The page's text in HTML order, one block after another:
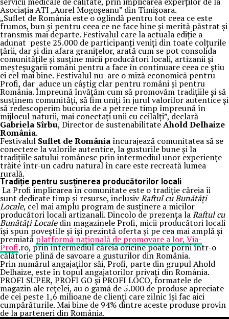
Asociația ATI „Aurel Mogoșeanu” din Timișoara.
„Suflet de România este o oglindă pentru tot ceea ce este
frumos, bun și pentru ceea ce ne face bine și merită păstrat și
transmis mai departe. Festivalul care la actuala ediție a
adunat peste 25.000 de participanți veniți din toate colțurile
țării, dar și din afara granițelor, arată cum se pot consolida
comunitățile și susține micii producători locali, artizanii și
meșteșugarii români pentru a face în continuare ceea ce știu
ei cel mai bine. Festivalul nu are o miză economică pentru
Profi, dar aduce un câștig clar pentru români și pentru
România. Împreună învățăm cum să promovăm tradițiile și să
susținem comunități, să fim uniți în jurul valorilor autentice și
să redescoperim bucuria de a petrece timp împreună în
mijlocul naturii, mai conectați unii cu ceilalți”, declară
Gabriela Sîrbu, Director de sustenabilitateAhold Delhaize
România.
Festivalul Suflet de Româniaîncurajează comunitatea să se
conecteze la valorile autentice, la gusturile bune și la
tradițiile satului românesc prin intermediul unor experiențe
trăite într-un cadru natural în care este recreată lumea
rurală.
Tradiție pentru susținerea producătorilor locali
La Profi implicarea în comunitate este o tradiție căreia îi
sunt dedicate timp și resurse, inclusivRaftul cu Bunătăți
Locale, cel mai amplu program de susținere a micilor
producători locali artizanali. Dincolo de prezența laRaftul cu
Bunătăți Localedin magazinele Profi, micii producători locali
își spun poveștile și își prezintă oferta și pe cea mai amplă și
premiată platformă națională de promovare a lor, Via-
Profi.ro, prin intermediul căreia oricine poate porni într-o
călătorie plină de savoare a gusturilor din România.
Prin numărul angajaților săi, Profi, parte din grupul Ahold
Delhaize, este în topul angajatorilor privați din România.
PROFI SUPER, PROFI GO și PROFI LOCO, formatele de
magazin ale rețelei, au o gamă de 5.000 de produse apreciate
de cei peste 1,6 milioane de clienți care zilnic își fac aici
cumpărăturile. Mai bine de 94% dintre aceste produse provin
de la parteneri din România.